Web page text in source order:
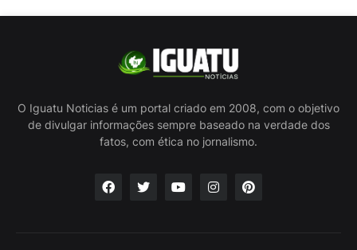
O Iguatu Noticias é um portal criado em 2008, com o objetivo
de divulgar informações sempre baseado na verdade dos
fatos, com ética no jornalismo.